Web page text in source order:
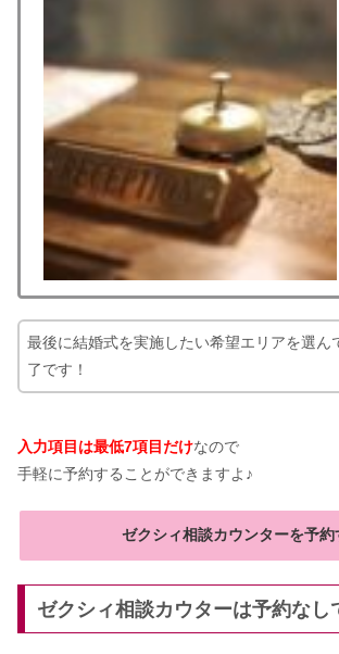
最後に結婚式を実施したい希望エリアを選ん
了です！
入力項目は最低7項目だけなので
手軽に予約することができますよ♪
ゼクシィ相談カウンターを予約
ゼクシィ相談カウターは予約なし